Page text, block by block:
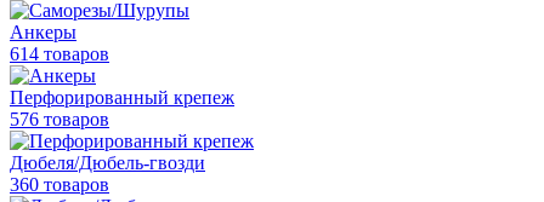
Анкеры
614 товаров
Перфорированный крепеж
576 товаров
Дюбеля/Дюбель-гвозди
360 товаров